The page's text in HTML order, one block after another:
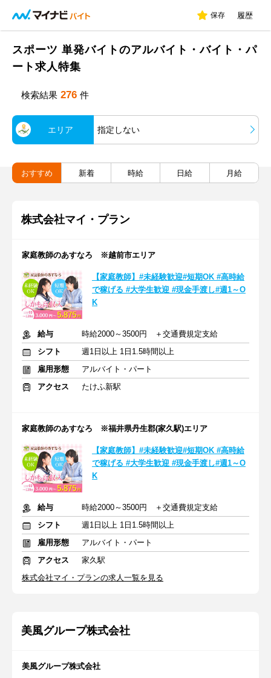
保存 履歴
スポーツ 単発バイトのアルバイト・バイト・パ
ート求人特集
検索結果 276 件
エリア 指定しない
おすすめ 新着 時給 日給 月給
株式会社マイ・プラン
家庭教師のあすなろ ※越前市エリア
【家庭教師】#未経験歓迎#短期OK #高時給
で稼げる #大学生歓迎 #現金手渡し#週1～O
K
給与
時給2000～3500円 ＋交通費規定支給
シフト
週1日以上 1日1.5時間以上
雇用形態
アルバイト・パート
アクセス
たけふ新駅
家庭教師のあすなろ ※福井県丹生郡(家久駅)エリア
【家庭教師】#未経験歓迎#短期OK #高時給
で稼げる #大学生歓迎 #現金手渡し#週1～O
K
給与
時給2000～3500円 ＋交通費規定支給
シフト
週1日以上 1日1.5時間以上
雇用形態
アルバイト・パート
アクセス
家久駅
株式会社マイ・プランの求人一覧を見る
美風グループ株式会社
美風グループ株式会社